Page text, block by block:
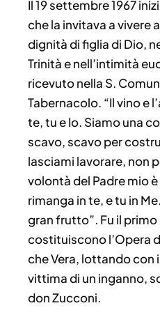
Il 19 settembre 1967
che la invitava a vivere
dignità di figlia di Dio,
Trinità e nell’intimità
ricevuto nella S.
Tabernacolo. “Il vino e
te, tu e Io. Siamo una
scavo, scavo per
lasciami lavorare, non
volontà del Padre mio
rimanga in te, e tu in
gran frutto”. Fu il
costituiscono l’Opera
che Vera, lottando con
vittima di un inganno,
don Zucconi.